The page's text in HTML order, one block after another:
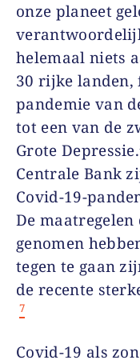
onze planeet
helemaal niets
30 rijke landen,
pandemie van
tot een van de
Grote
Centrale Bank
Covid-19-
De
genomen
tegen te gaan
de recente
7
Covid-19 als